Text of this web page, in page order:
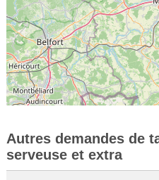
Autres demandes de
serveuse et extra